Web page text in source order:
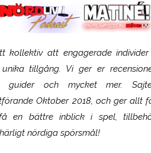
kollektiv att engagerade
tillgång. Vi ger er
guider och mycket mer.
Oktober 2018, och ger allt
en bättre inblick i spel,
nördiga spörsmål!
SCUF Gaming Omega